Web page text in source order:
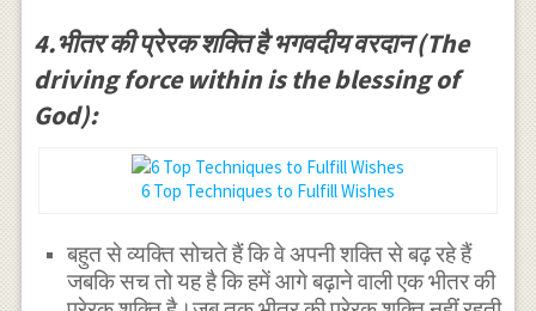
4.भीतर की प्रेरक शक्ति है भगवदीय वरदान (The
driving force within is the blessing of
God):
6 Top Techniques to Fulfill Wishes
बहुत से व्यक्ति सोचते हैं कि वे अपनी शक्ति से बढ़ रहे हैं
जबकि सच तो यह है कि हमें आगे बढ़ाने वाली एक भीतर की